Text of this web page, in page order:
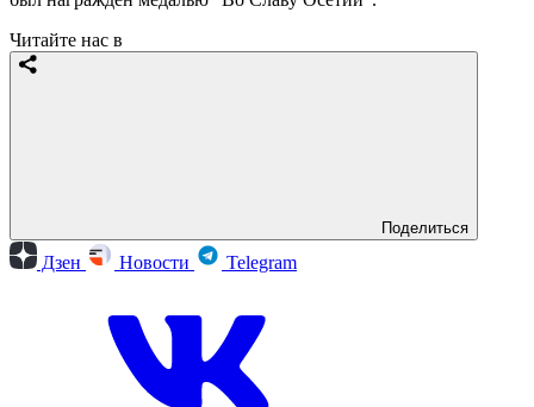
Читайте нас в
Поделиться
Дзен Новости Telegram